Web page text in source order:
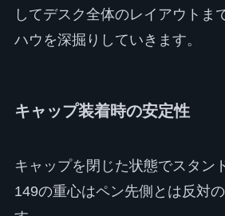
してデスク全体のレイアウトま
ハウを深掘りしていきます。
キャップ装着時の安定性
キャップを閉じた状態でスタン
149の重心はペン先側とは反対